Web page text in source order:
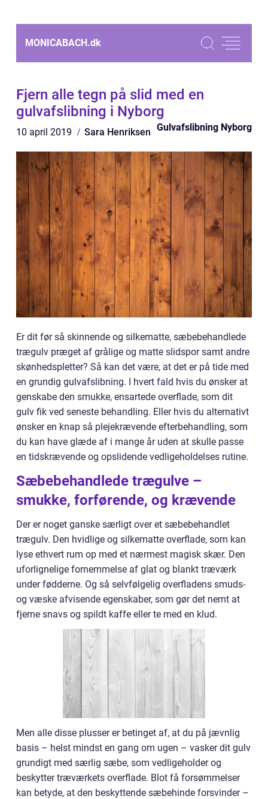
MONICABACH.dk
Fjern alle tegn på slid med en
gulvafslibning i Nyborg
10 april 2019 Sara Henriksen Gulvafslibning Nyborg
Er dit før så skinnende og silkematte, sæbebehandlede
trægulv præget af grålige og matte slidspor samt andre
skønhedspletter? Så kan det være, at det er på tide med
en grundig gulvafslibning. I hvert fald hvis du ønsker at
genskabe den smukke, ensartede overflade, som dit
gulv fik ved seneste behandling. Eller hvis du alternativt
ønsker en knap så plejekrævende efterbehandling, som
du kan have glæde af i mange år uden at skulle passe
en tidskrævende og opslidende vedligeholdelses rutine.
Sæbebehandlede trægulve –
smukke, forførende, og krævende
Der er noget ganske særligt over et sæbebehandlet
trægulv. Den hvidlige og silkematte overflade, som kan
lyse ethvert rum op med et nærmest magisk skær. Den
uforlignelige fornemmelse af glat og blankt træværk
under fødderne. Og så selvfølgelig overfladens smuds-
og væske afvisende egenskaber, som gør det nemt at
fjerne snavs og spildt kaffe eller te med en klud.
Men alle disse plusser er betinget af, at du på jævnlig
basis – helst mindst en gang om ugen – vasker dit gulv
grundigt med særlig sæbe, som vedligeholder og
beskytter træværkets overflade. Blot få forsømmelser
kan betyde, at den beskyttende sæbehinde forsvinder –